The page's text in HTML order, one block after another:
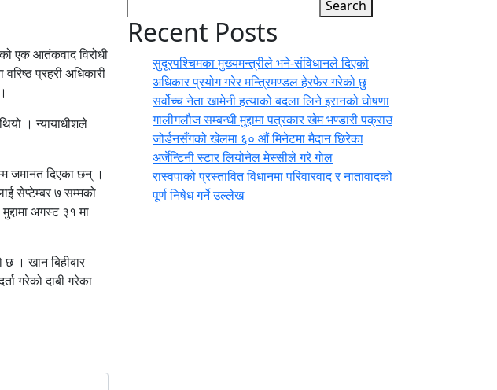
एक आतंकवाद विरोधी
प्रहरी अधिकारी
। न्यायाधीशले
जमानत दिएका छन् ।
सेप्टेम्बर ७ सम्मको
अगस्ट ३१ मा
। खान बिहीबार
गरेको दाबी गरेका
Search
Recent Posts
सुदूरपश्चिमका मुख्यमन्त्रीले भने-संविधानले दिएको
अधिकार प्रयोग गरेर मन्त्रिमण्डल हेरफेर गरेको छु
सर्वोच्च नेता खामेनी हत्याको बदला लिने इरानको घोषणा
गालीगलौज सम्बन्धी मुद्दामा पत्रकार खेम भण्डारी पक्राउ
जोर्डनसँगको खेलमा ६० औं मिनेटमा मैदान छिरेका
अर्जेन्टिनी स्टार लियोनेल मेस्सीले गरे गोल
रास्वपाको प्रस्तावित विधानमा परिवारवाद र नातावादको
पूर्ण निषेध गर्ने उल्लेख